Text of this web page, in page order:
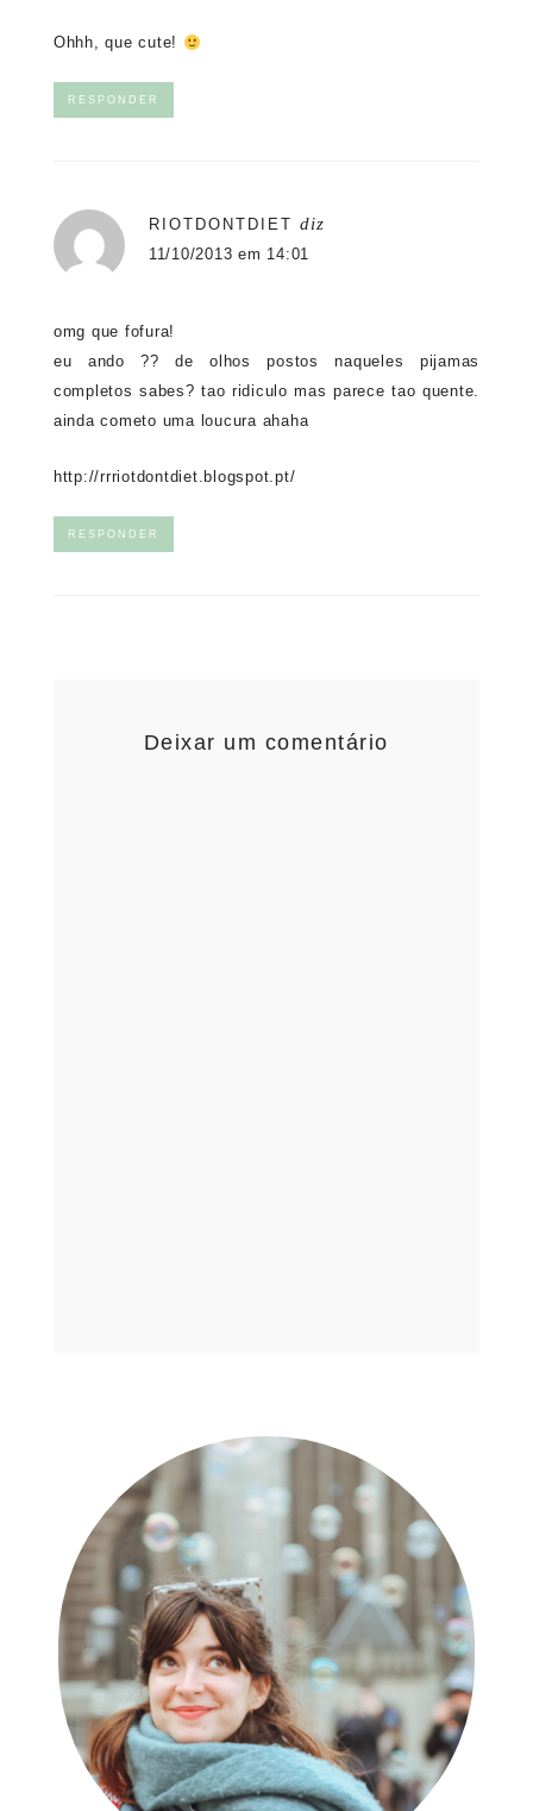
Ohhh, que cute!
RESPONDER
RIOTDONTDIET diz
11/10/2013 em 14:01
omg que fofura!
eu ando ?? de olhos postos naqueles pijamas
completos sabes? tao ridiculo mas parece tao quente.
ainda cometo uma loucura ahaha
http://rrriotdontdiet.blogspot.pt/
RESPONDER
Deixar um comentário